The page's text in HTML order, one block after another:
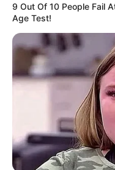
9 Out Of 10 People Fail
Age Test!